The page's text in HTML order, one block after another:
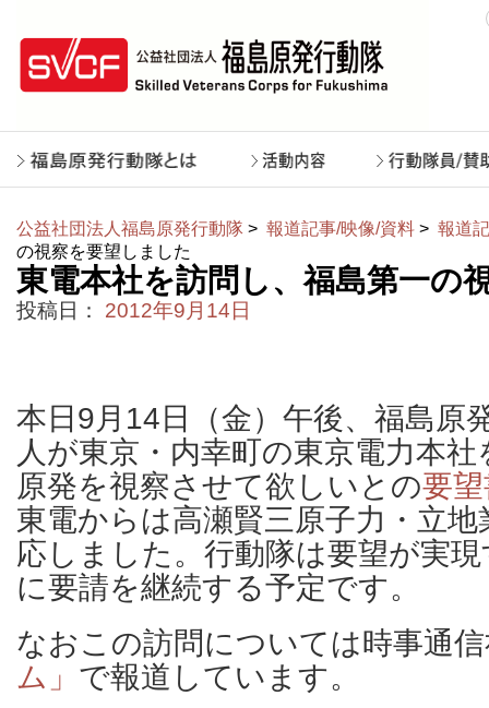
公益社団法人福島原発行動隊 > 報道記事/映像/資料 > 報道
の視察を要望しました
東電本社を訪問し、福島第一の
投稿日： 2012年9月14日
本日9月14日（金）午後、福島原
人が東京・内幸町の東京電力本
原発を視察させて欲しいとの要
東電からは高瀬賢三原子力・立
応しました。行動隊は要望が実
に要請を継続する予定です。
なおこの訪問については時事通
ム」 で報道しています。